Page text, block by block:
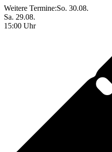
Weitere Termine:So. 30.08.
Sa. 29.08.
15:00 Uhr